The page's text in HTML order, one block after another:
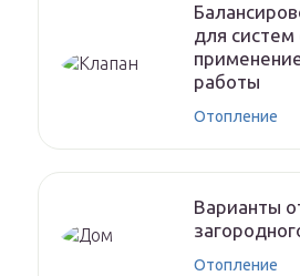
для систем
работы
Отопление
Варианты
Отопление